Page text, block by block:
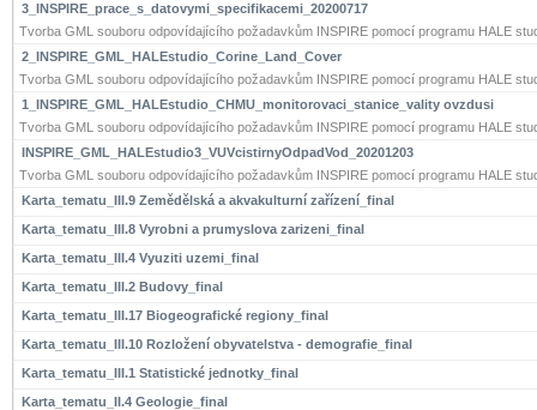
3_INSPIRE_prace_s_datovymi_specifikacemi_20200717
Tvorba GML souboru odpovídajícího požadavkům INSPIRE pomocí programu HALE
2_INSPIRE_GML_HALEstudio_Corine_Land_Cover
Tvorba GML souboru odpovídajícího požadavkům INSPIRE pomocí programu HALE
1_INSPIRE_GML_HALEstudio_CHMU_monitorovaci_stanice_vality ovzdusi
Tvorba GML souboru odpovídajícího požadavkům INSPIRE pomocí programu HALE
INSPIRE_GML_HALEstudio3_VUVcistirnyOdpadVod_20201203
Tvorba GML souboru odpovídajícího požadavkům INSPIRE pomocí programu HALE
Karta_tematu_III.9 Zemědělská a akvakulturní zařízení_final
Karta_tematu_III.8 Vyrobni a prumyslova zarizeni_final
Karta_tematu_III.4 Vyuziti uzemi_final
Karta_tematu_III.2 Budovy_final
Karta_tematu_III.17 Biogeografické regiony_final
Karta_tematu_III.10 Rozložení obyvatelstva - demografie_final
Karta_tematu_III.1 Statistické jednotky_final
Karta_tematu_II.4 Geologie_final